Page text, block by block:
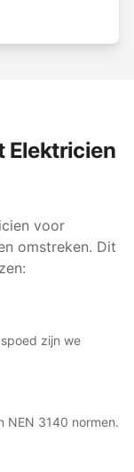
Elektricien
voor
omstreken. Dit
zijn we
NEN 3140 normen.